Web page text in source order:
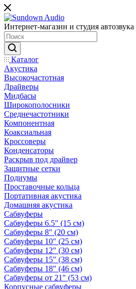
Интернет-магазин и студия автозвука
Каталог
Акустика
Высокочастотная
Драйверы
Мидбасы
Широкополосники
Среднечастотники
Компонентная
Коаксиальная
Кроссоверы
Конденсаторы
Раскрыв под драйвер
Защитные сетки
Подиумы
Проставочные кольца
Портативная акустика
Домашняя акустика
Сабвуферы
Сабвуферы 6.5" (15 см)
Сабвуферы 8" (20 см)
Сабвуферы 10" (25 см)
Сабвуферы 12" (30 см)
Сабвуферы 15" (38 см)
Сабвуферы 18" (46 см)
Сабвуферы от 21" (53 см)
Корпусные сабвуферы